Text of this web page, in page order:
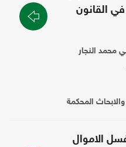
في القانون
محمد النجار
المحكمة
الاموال